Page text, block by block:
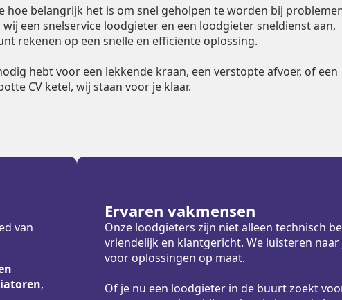
hoe belangrijk het is om snel geholpen te worden bij
een snelservice loodgieter en een loodgieter sneldienst aan,
rekenen op een snelle en efficiënte oplossing.
hebt voor een lekkende kraan, een verstopte afvoer, of een
CV ketel, wij staan voor je klaar.
van
,
Ervaren vakmensen
Onze loodgieters zijn niet alleen technisch
vriendelijk en klantgericht. We luisteren
voor oplossingen op maat.
Of je nu een loodgieter in de buurt zoekt